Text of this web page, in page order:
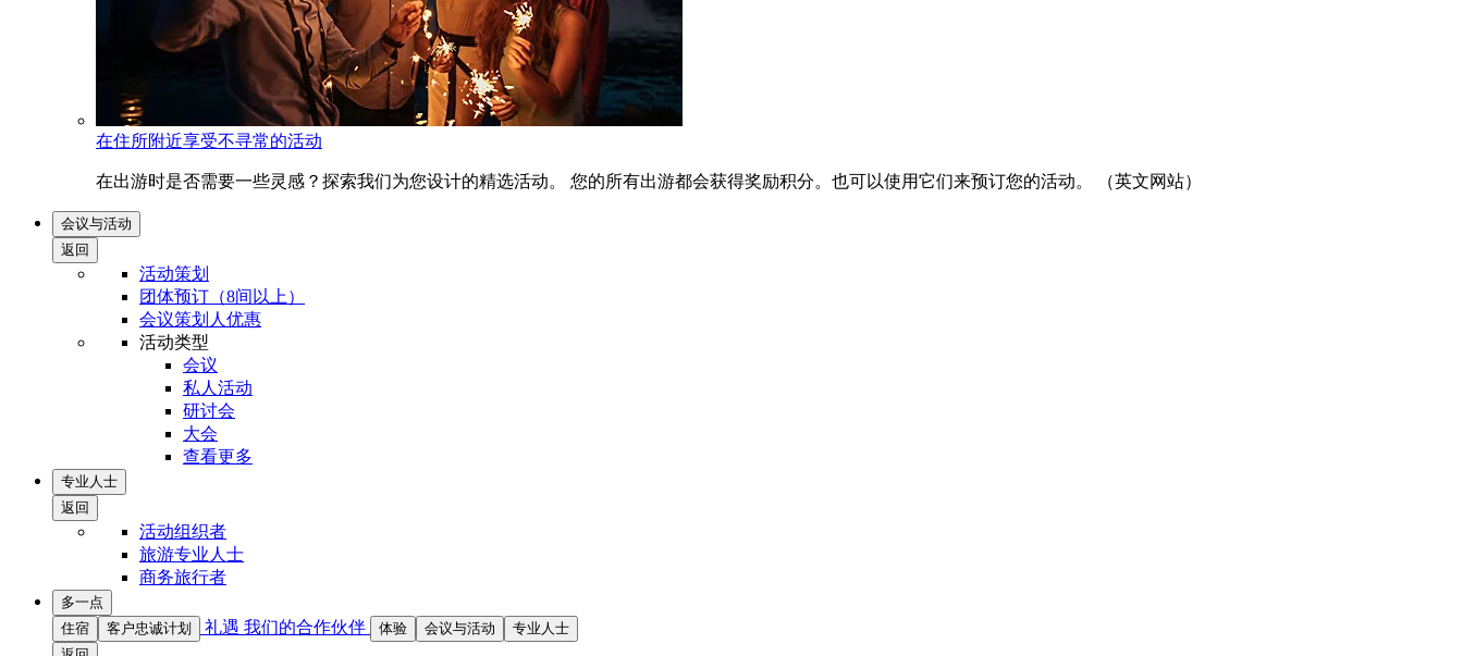
在住所附近享受不寻常的活动
在出游时是否需要一些灵感？探索我们为您设计的精选活动。 您的所有出游都会获得奖励积分。也可以使用它们来预订您的活动。 （英文网站）
会议与活动
返回
活动策划
团体预订（8间以上）
会议策划人优惠
活动类型
会议
私人活动
研讨会
大会
查看更多
专业人士
返回
活动组织者
旅游专业人士
商务旅行者
多一点
住宿
客户忠诚计划 礼遇 我们的合作伙伴 体验 会议与活动
专业人士